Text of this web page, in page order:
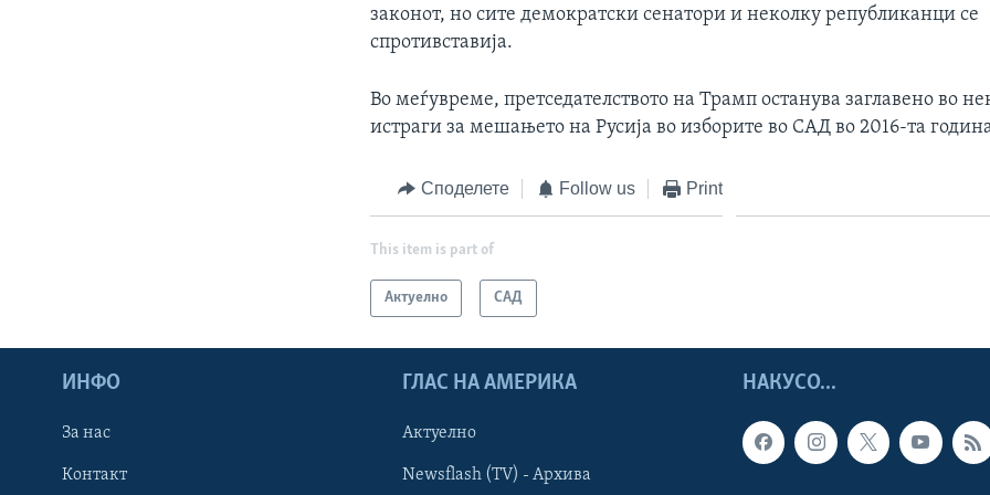
законот, но сите демократски сенатори и неколку републиканци се
спротивставија.
Во меѓувреме, претседателството на Трамп останува заглавено во
истраги за мешањето на Русија во изборите во САД во 2016-та
Споделете Follow us Print
This item is part of
Актуелно САД
НАКУСО...
ИНФО
За нас
Контакт
ГЛАС НА АМЕРИКА
Актуелно
Newsflash (TV) - Архива